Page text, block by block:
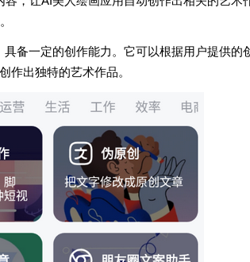
备一定的创作能力。它可以根据用户提供的
作出独特的艺术作品。